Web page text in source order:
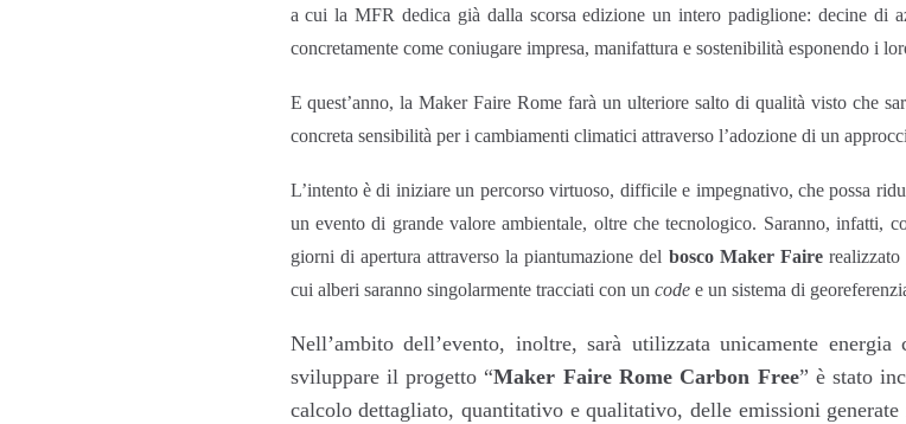
a cui la MFR dedica già dalla scorsa edizione un intero padiglione: decine di
concretamente come coniugare impresa, manifattura e sostenibilità esponendo i
E quest’anno, la Maker Faire Rome farà un ulteriore salto di qualità visto che
concreta sensibilità per i cambiamenti climatici attraverso l’adozione di un
L’intento è di iniziare un percorso virtuoso, difficile e impegnativo, che possa
un evento di grande valore ambientale, oltre che tecnologico. Saranno, infatti,
giorni di apertura attraverso la piantumazione del bosco Maker Fairerealizzato
cui alberi saranno singolarmente tracciati con un codee un sistema di
Nell’ambito dell’evento, inoltre, sarà utilizzata unicamente
sviluppare il progetto “Maker Faire Rome Carbon Free” è stato
calcolo dettagliato, quantitativo e qualitativo, delle emissioni